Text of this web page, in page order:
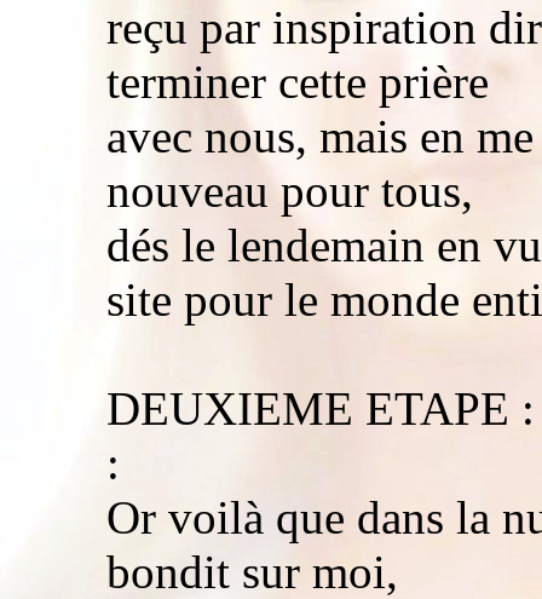
reçu par inspiration
terminer cette prière
avec nous, mais en
nouveau pour tous,
dés le lendemain en
site pour le monde
DEUXIEME ETAPE
:
Or voilà que dans la
bondit sur moi,